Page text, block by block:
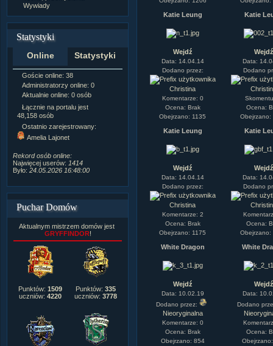
Wywiady
Statystyki
Online Statystyki
Goście online: 38
Administratorzy online: 0
Aktualnie online: 0 osób
Łącznie na portalu jest
48,158 osób
Ostatnio zarejestrowany:
Amelia Lajonet
Rekord osób online:
Najwięcej userów: 1414
Było: 24.05.2026 16:48:00
Napisanych artykułów:
1,087
Dodanych newsów:10,564
Zdjęć w galerii:
Tematów na forum:
3,921
Postów na forum:319,637
Wlepionych ostrzeżeń:4,170
Puchar Domów
Aktualnym mistrzem domów jest
GRYFFINDOR!
Punktów: 1509
uczniów: 4220
Punktów: 335
uczniów: 3778
Katie Leung
Wejdź
Data: 14.04.14
Dodano przez:
Christina
Komentarze: 0
Ocena: Brak
Obejrzano: 1135
Katie
Wejdź
Data:
Dodano
Ocena:
Obejrzano:
Katie Leung
Wejdź
Data: 14.04.14
Dodano przez:
Christina
Komentarze: 2
Ocena: Brak
Obejrzano: 1175
Katie
Wejdź
Data:
Dodano
Ocena:
Obejrzano:
White Dragon
Wejdź
Data: 10.02.19
Dodano przez:
Nieoryginalna
Komentarze: 0
Ocena: Brak
Obejrzano: 854
White
Wejdź
Data:
Dodano
Ocena: